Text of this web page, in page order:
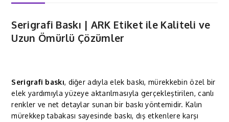
Serigrafi Baskı | ARK Etiket ile Kaliteli ve
Uzun Ömürlü Çözümler
Serigrafi baskı, diğer adıyla elek baskı, mürekkebin özel bir
elek yardımıyla yüzeye aktarılmasıyla gerçekleştirilen, canlı
renkler ve net detaylar sunan bir baskı yöntemidir. Kalın
mürekkep tabakası sayesinde baskı, dış etkenlere karşı